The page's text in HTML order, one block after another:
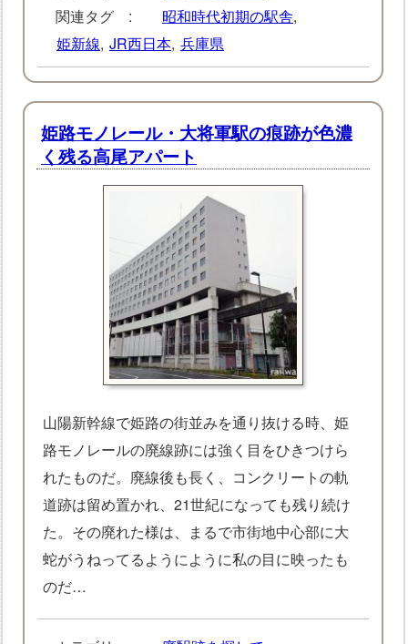
関連タグ :
昭和時代初期の駅舎,
姫新線, JR西日本, 兵庫県
姫路モノレール・大将軍駅の痕跡が色濃
く残る高尾アパート
山陽新幹線で姫路の街並みを通り抜ける時、姫
路モノレールの廃線跡には強く目をひきつけら
れたものだ。廃線後も長く、コンクリートの軌
道跡は留め置かれ、21世紀になっても残り続け
た。その廃れた様は、まるで市街地中心部に大
蛇がうねってるようにように私の目に映ったも
のだ…